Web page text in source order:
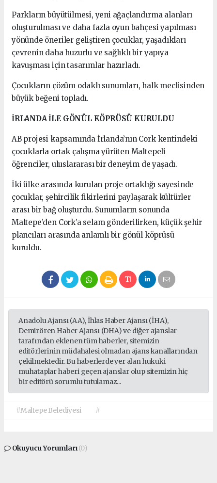
Parkların büyütülmesi, yeni ağaçlandırma alanları
oluşturulması ve daha fazla oyun bahçesi yapılması
yönünde öneriler geliştiren çocuklar, yaşadıkları
çevrenin daha huzurlu ve sağlıklı bir yapıya
kavuşması için tasarımlar hazırladı.
Çocukların çözüm odaklı sunumları, halk meclisinden
büyük beğeni topladı.
İRLANDA İLE GÖNÜL KÖPRÜSÜ KURULDU
AB projesi kapsamında İrlanda’nın Cork kentindeki
çocuklarla ortak çalışma yürüten Maltepeli
öğrenciler, uluslararası bir deneyim de yaşadı.
İki ülke arasında kurulan proje ortaklığı sayesinde
çocuklar, şehircilik fikirlerini paylaşarak kültürler
arası bir bağ oluşturdu. Sunumların sonunda
Maltepe’den Cork’a selam gönderilirken, küçük şehir
plancıları arasında anlamlı bir gönül köprüsü
kuruldu.
Anadolu Ajansı (AA), İhlas Haber Ajansı (İHA),
Demirören Haber Ajansı (DHA) ve diğer ajanslar
tarafından eklenen tüm haberler, sitemizin
editörlerinin müdahalesi olmadan ajans kanallarından
çekilmektedir. Bu haberlerde yer alan hukuki
muhataplar haberi geçen ajanslar olup sitemizin hiç
bir editörü sorumlu tutulamaz...
#Maltepe Belediyesi #
Okuyucu Yorumları(0)